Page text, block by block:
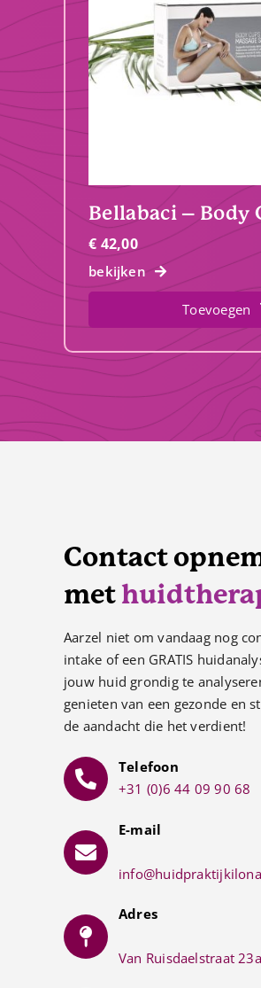
Bellabaci – Body
€ 42,00
bekijken
Toevoegen
Contact
met
Aarzel niet om vandaag nog
intake of een GRATIS
jouw huid grondig te
genieten van een gezonde en
de aandacht die het verdient!
Telefoon
+31 (0)6 44 09 90 68
E-mail
Adres
Van Ruisdaelstraat